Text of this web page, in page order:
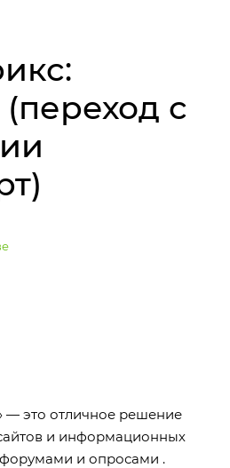
с
— это отличное решение
и информационных
и опросами .